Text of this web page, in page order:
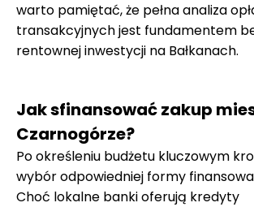
warto pamiętać, że pełna analiza
transakcyjnych jest fundamentem
rentownej inwestycji na Bałkanach.
Jak sfinansować zakup
Czarnogórze?
Po określeniu budżetu kluczowym
wybór odpowiedniej formy
Choć lokalne banki oferują kredyty